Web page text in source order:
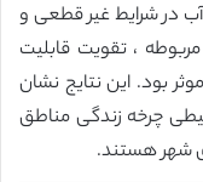
در شرایط غیر قطعی و
، تقویت قابلیت
های روش های تحقیق در عملیات و LCA موثر بود. این نتایج نشان
چرخه زندگی مناطق